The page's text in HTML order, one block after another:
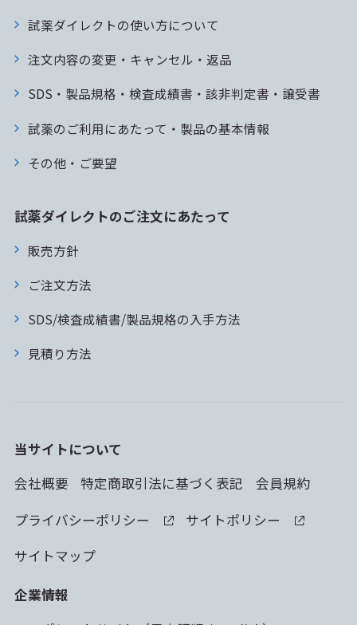
試薬ダイレクトの使い方について
注文内容の変更・キャンセル・返品
SDS・製品規格・検査成績書・該非判定書・譲受書
試薬のご利用にあたって・製品の基本情報
その他・ご要望
試薬ダイレクトのご注文にあたって
販売方針
ご注文方法
SDS/検査成績書/製品規格の入手方法
見積り方法
当サイトについて
会社概要
特定商取引法に基づく表記
会員規約
プライバシーポリシー
サイトポリシー
サイトマップ
企業情報